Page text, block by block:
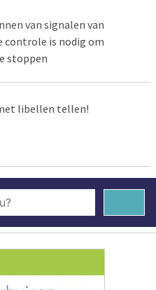
van signalen van
controle is nodig om
stoppen
libellen tellen!